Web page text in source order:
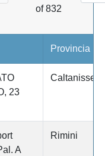
of 832
Provincia
23
Caltanissetta
A
Rimini